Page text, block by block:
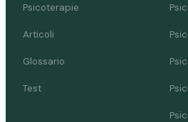
Psicoterapie
Articoli
Glossario
Test